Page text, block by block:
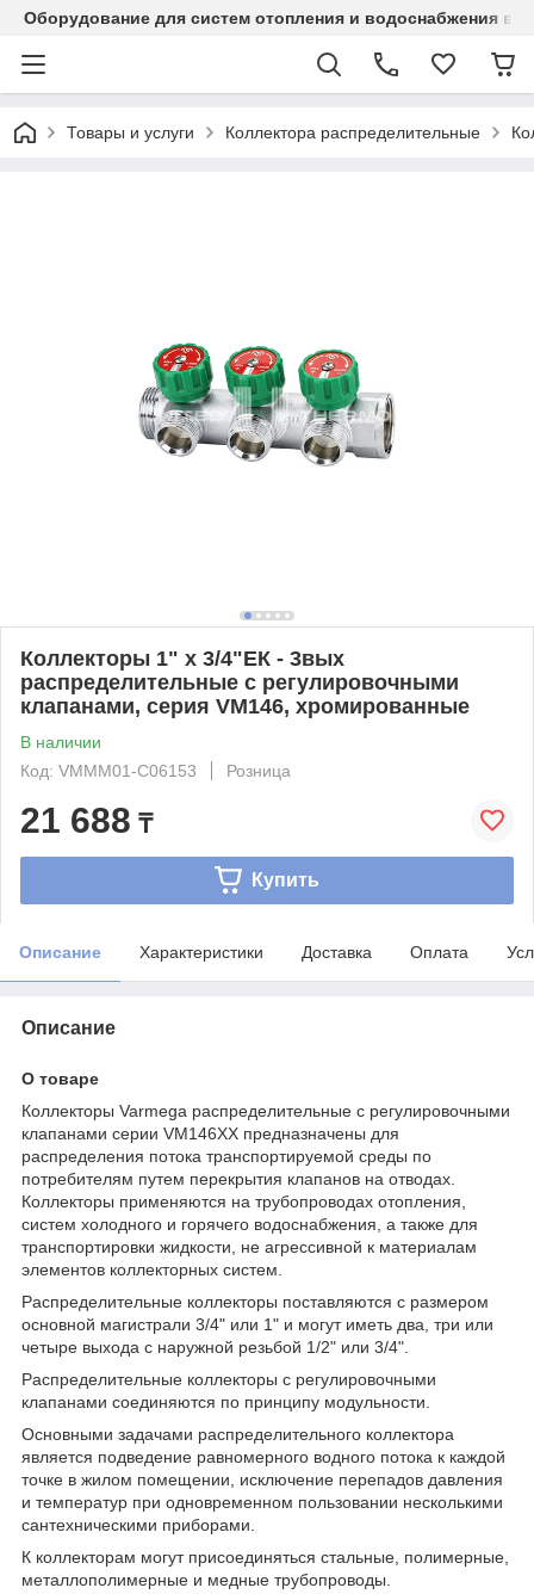
Оборудование для систем отопления и водоснабжения в
Товары и услуги Коллектора распределительные
Коллекторы 1" х 3/4"ЕК - 3вых
распределительные с регулировочными
клапанами, серия VM146, хромированные
В наличии
Код: VMMM01-C06153
Розница
21 688 ₸
Купить
Описание Характеристики Доставка Оплата
Описание
О товаре
Коллекторы Varmega распределительные с регулировочными
клапанами серии VM146XX предназначены для
распределения потока транспортируемой среды по
потребителям путем перекрытия клапанов на отводах.
Коллекторы применяются на трубопроводах отопления,
систем холодного и горячего водоснабжения, а также для
транспортировки жидкости, не агрессивной к материалам
элементов коллекторных систем.
Распределительные коллекторы поставляются с размером
основной магистрали 3/4" или 1" и могут иметь два, три или
четыре выхода с наружной резьбой 1/2" или 3/4".
Распределительные коллекторы с регулировочными
клапанами соединяются по принципу модульности.
Основными задачами распределительного коллектора
является подведение равномерного водного потока к каждой
точке в жилом помещении, исключение перепадов давления
и температур при одновременном пользовании несколькими
сантехническими приборами.
К коллекторам могут присоединяться стальные, полимерные,
металлополимерные и медные трубопроводы.